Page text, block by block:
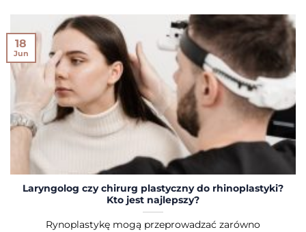
Laryngolog czy chirurg plastyczny do rhinoplastyki?
Kto jest najlepszy?
Rynoplastykę mogą przeprowadzać zarówno
18
Jun